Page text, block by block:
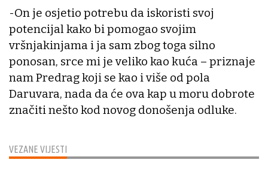
VEZANE VIJESTI
-On je osjetio potrebu da iskoristi svoj
potencijal kako bi pomogao svojim
vršnjakinjama i ja sam zbog toga silno
ponosan, srce mi je veliko kao kuća – priznaje
nam Predrag koji se kao i više od pola
Daruvara, nada da će ova kap u moru dobrote
značiti nešto kod novog donošenja odluke.